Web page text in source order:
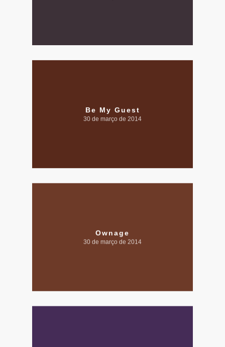
Be My Guest
30 de março de 2014
Ownage
30 de março de 2014